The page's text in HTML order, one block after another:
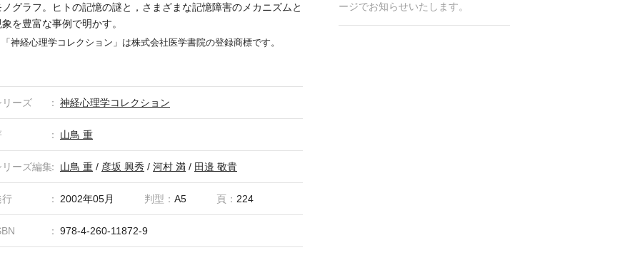
ノグラフ。ヒトの記憶の謎と，さまざまな記憶障害のメカニズムと
を豊富な事例で明かす。
神経心理学コレクション」は株式会社医学書院の登録商標です。
リーズ 神経心理学コレクション
山鳥 重
リーズ編集 山鳥 重 / 彦坂 興秀 / 河村 満 / 田邉 敬貴
行 2002年05月 判型： A5 頁： 224
978-4-260-11872-9
ージでお知らせいたします。